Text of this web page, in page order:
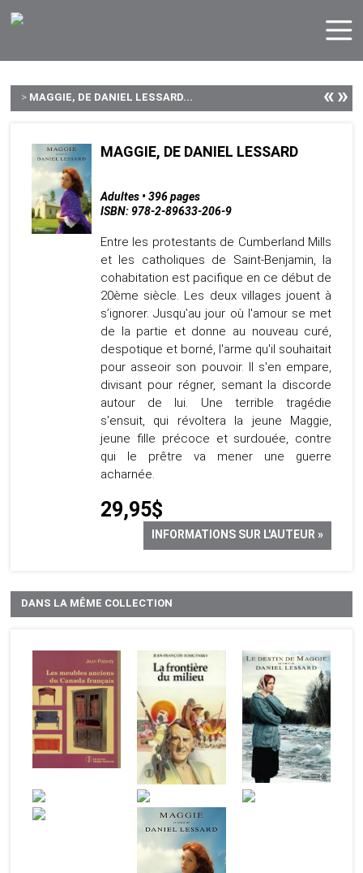
> MAGGIE, DE DANIEL LESSARD... «»
MAGGIE, DE DANIEL LESSARD
Adultes • 396 pages
ISBN: 978-2-89633-206-9
Entre les protestants de Cumberland Mills
et les catholiques de Saint-Benjamin, la
cohabitation est pacifique en ce début de
20ème siècle. Les deux villages jouent à
s’ignorer. Jusqu’au jour où l'amour se met
de la partie et donne au nouveau curé,
despotique et borné, l'arme qu'il souhaitait
pour asseoir son pouvoir. Il s'en empare,
divisant pour régner, semant la discorde
autour de lui. Une terrible tragédie
s'ensuit, qui révoltera la jeune Maggie,
jeune fille précoce et surdouée, contre
qui le prêtre va mener une guerre
acharnée.
29,95$
INFORMATIONS SUR L'AUTEUR »
DANS LA MÊME COLLECTION